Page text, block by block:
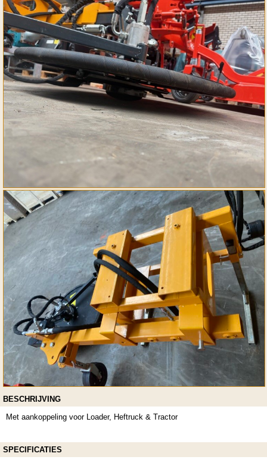
BESCHRIJVING
Met aankoppeling voor Loader, Heftruck & Tractor
SPECIFICATIES